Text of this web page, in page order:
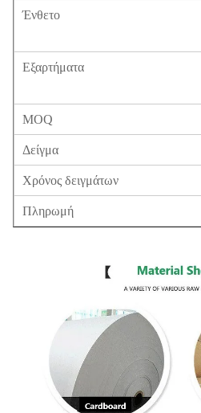
Ένθετο
Εξαρτήματα
MOQ
Δείγμα
Χρόνος δειγμάτων
Πληρωμή